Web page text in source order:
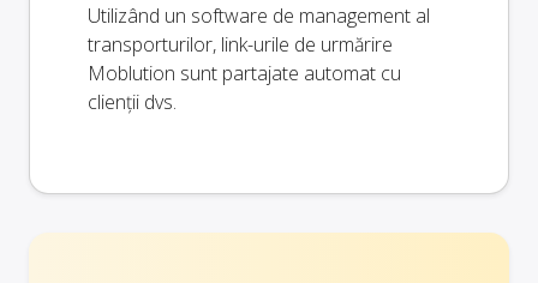
Utilizând un software de management al
transporturilor, link-urile de urmărire
Moblution sunt partajate automat cu
clienții dvs.